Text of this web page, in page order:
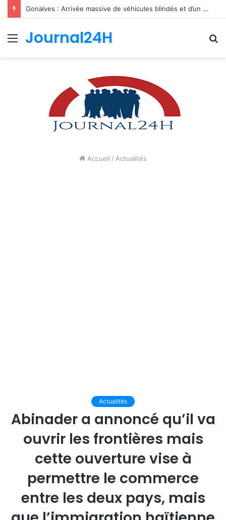
Gonaïves : Arrivée massive de véhicules blindés et d’un contingent sri-lankais de la FRG dans l’Artibonite
Menu
Journal24H
Accueil / Actualités
Actualités
Abinader a annoncé qu’il va
ouvrir les frontières mais
cette ouverture vise à
permettre le commerce
entre les deux pays, mais